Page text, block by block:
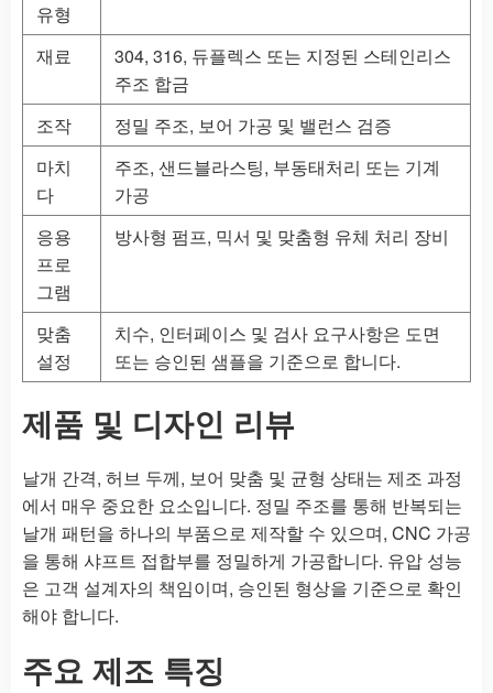
유형
재료
304, 316, 듀플렉스 또는 지정된 스테인리스
주조 합금
조작
정밀 주조, 보어 가공 및 밸런스 검증
마치
다
주조, 샌드블라스팅, 부동태처리 또는 기계
가공
응용
프로
그램
방사형 펌프, 믹서 및 맞춤형 유체 처리 장비
맞춤
설정
치수, 인터페이스 및 검사 요구사항은 도면
또는 승인된 샘플을 기준으로 합니다.
제품 및 디자인 리뷰
날개 간격, 허브 두께, 보어 맞춤 및 균형 상태는 제조 과정
에서 매우 중요한 요소입니다. 정밀 주조를 통해 반복되는
날개 패턴을 하나의 부품으로 제작할 수 있으며, CNC 가공
을 통해 샤프트 접합부를 정밀하게 가공합니다. 유압 성능
은 고객 설계자의 책임이며, 승인된 형상을 기준으로 확인
해야 합니다.
주요 제조 특징